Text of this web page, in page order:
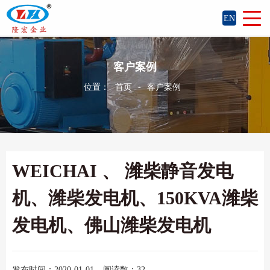
EN
客户案例
位置： 首页 - 客户案例
WEICHAI 、 潍柴静音发电
机、潍柴发电机、150KVA潍柴
发电机、佛山潍柴发电机